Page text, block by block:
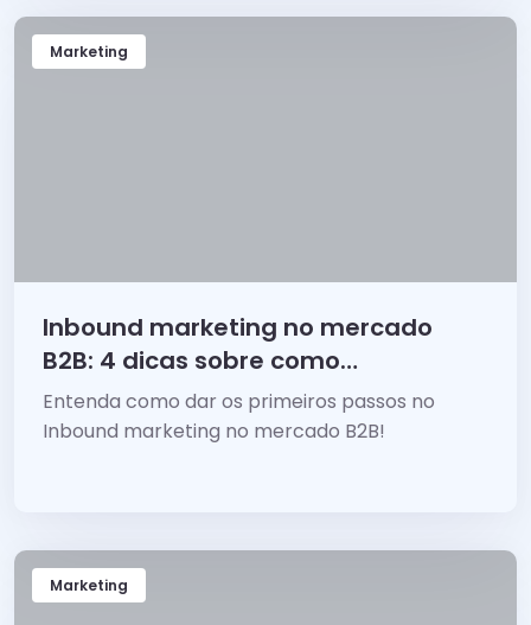
Marketing
Inbound marketing no mercado
B2B: 4 dicas sobre como
começar!
Entenda como dar os primeiros passos no
Inbound marketing no mercado B2B!
Marketing